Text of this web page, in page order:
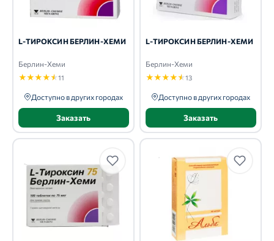
L-ТИРОКСИН БЕРЛИН-ХЕМИ
Берлин-Хеми
★★★★★11
Доступно в других городах
Заказать
L-ТИРОКСИН БЕРЛИН-ХЕМИ
Берлин-Хеми
★★★★★13
Доступно в других городах
Заказать